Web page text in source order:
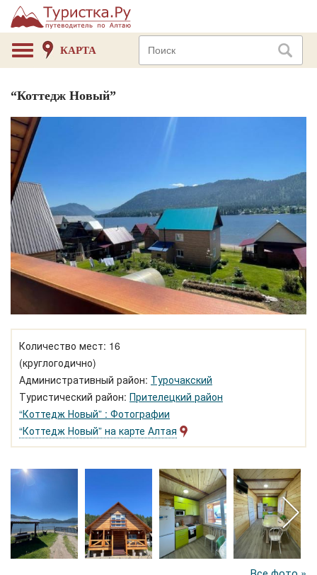
КАРТА
“Коттедж Новый”
Количество мест: 16
(круглогодично)
Административный район: Турочакский
Туристический район: Прителецкий район
“Коттедж Новый” : Фотографии
“Коттедж Новый” на карте Алтая